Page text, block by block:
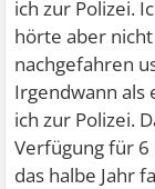
ich zur Polizei.
hörte aber
nachgefahren
Irgendwann als
ich zur Polizei.
Verfügung für 6
das halbe Jahr